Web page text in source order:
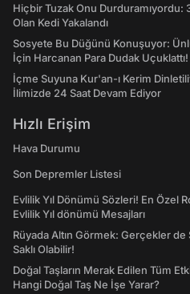
Hiçbir Tuzak Onu Durduramıyordu:
Olan Kedi Yakalandı
Sosyete Bu Düğünü Konuşuyor:
İçin Harcanan Para Dudak Uçuklattı!
İçme Suyuna Kur'an-ı Kerim
İlimizde 24 Saat Devam Ediyor
Hızlı Erişim
Hava Durumu
Son Depremler Listesi
Evlilik Yıl Dönümü Sözleri! En Özel
Evlilik Yıl dönümü Mesajları
Rüyada Altın Görmek: Gerçekler de
Saklı Olabilir!
Doğal Taşların Merak Edilen Tüm
Hangi Doğal Taş Ne İşe Yarar?